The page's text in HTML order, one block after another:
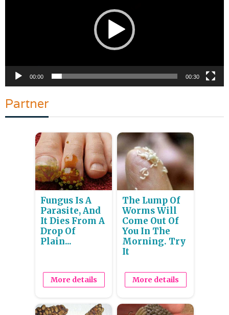
00:00 00:30
Partner
Fungus Is A
Parasite, And
It Dies From A
Drop Of
Plain...
More details
The Lump Of
Worms Will
Come Out Of
You In The
Morning. Try
It
More details